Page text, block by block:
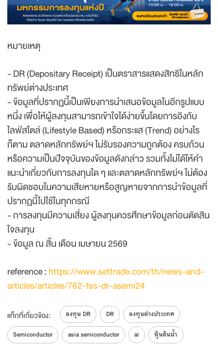
หมายเหตุ
- DR (Depositary Receipt) เป็นตราสารแสดงสิทธิในหลัก
ทรัพย์ต่างประเทศ
- ข้อมูลที่ปรากฏนี้เป็นเพียงการนำเสนอข้อมูลในอีกรูปแบบ
หนึ่ง เพื่อให้ผู้ลงทุนสามารถเข้าใจได้ง่ายขึ้นโดยการอิงกับ
ไลฟ์สไตล์ (Lifestyle Based) หรือกระแส (Trend) อย่างไร
ก็ตาม ตลาดหลักทรัพย์ฯ ไม่รับรองความถูกต้อง ครบถ้วน
หรือความเป็นปัจจุบันของข้อมูลดังกล่าว รวมทั้งไม่ได้ให้คำ
แนะนำเกี่ยวกับการลงทุนใด ๆ และตลาดหลักทรัพย์ฯ ไม่ต้อง
รับผิดชอบในความเสียหายหรือสูญหายจากการนำข้อมูลที่
ปรากฏนี้ไปใช้ในทุกกรณี
- การลงทุนมีความเสี่ยง ผู้ลงทุนควรศึกษาข้อมูลก่อนตัดสิน
ใจลงทุน
- ข้อมูล ณ สิ้น เดือน เมษายน 2569
reference :https://www.settrade.com/th/news-and-
articles/articles/762-fss-dr-asemi24
แท็กที่เกี่ยวข้อง: ลงทุน DR DR
ลงทุนต่างประเทศ
Semiconductor
asia semiconductor ai หุ้นต้นน้ำ